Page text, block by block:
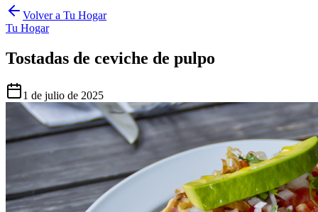
Volver a Tu Hogar
Tu Hogar
Tostadas de ceviche de pulpo
1 de julio de 2025